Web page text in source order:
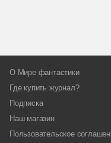
О Мире фантастики
Где купить журнал?
Подписка
Наш магазин
Пользовательское